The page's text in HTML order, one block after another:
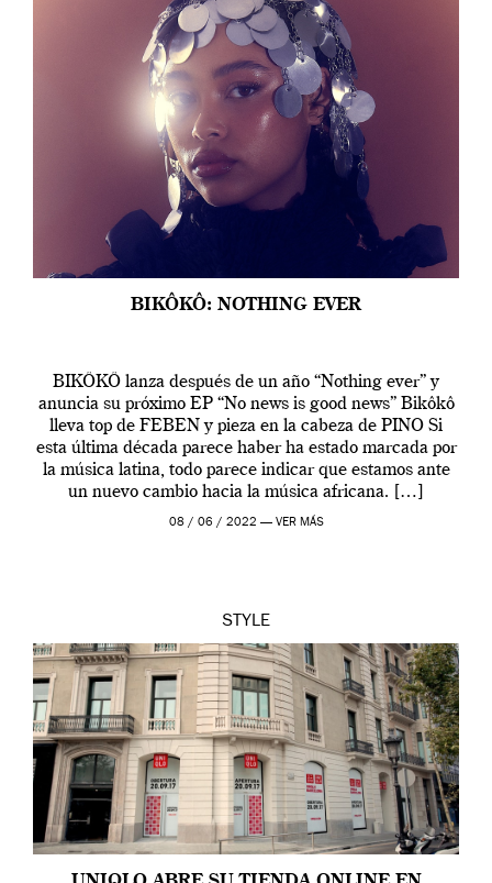
BIKÔKÔ: NOTHING EVER
BIKÔKÔ lanza después de un año “Nothing ever” y
anuncia su próximo EP “No news is good news” Bikôkô
lleva top de FEBEN y pieza en la cabeza de PINO Si
esta última década parece haber ha estado marcada por
la música latina, todo parece indicar que estamos ante
un nuevo cambio hacia la música africana. […]
08 / 06 / 2022 — VER MÁS
STYLE